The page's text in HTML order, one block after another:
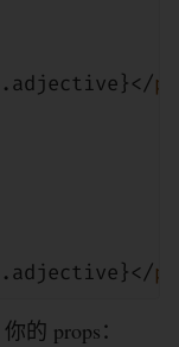
.adjective}</p
.adjective}</p
你的 props：